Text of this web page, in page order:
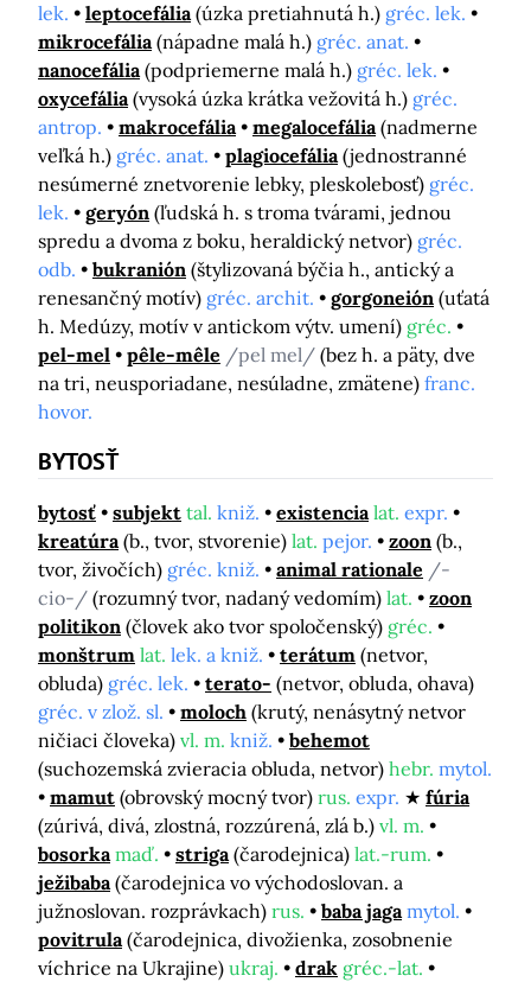
lek.
leptocefália (úzka pretiahnutá h.) gréc. lek.
mikrocefália (nápadne malá h.) gréc. anat.
nanocefália (podpriemerne malá h.) gréc. lek.
oxycefália (vysoká úzka krátka vežovitá h.) gréc.
antrop.
makrocefália megalocefália (nadmerne
veľká h.) gréc. anat. plagiocefália (jednostranné
nesúmerné znetvorenie lebky, pleskolebosť) gréc.
lek.
geryón (ľudská h. s troma tvárami, jednou
spredu a dvoma z boku, heraldický netvor) gréc.
odb.
bukranión (štylizovaná býčia h., antický a
renesančný motív) gréc. archit. gorgoneión (uťatá
h. Medúzy, motív v antickom výtv. umení) gréc.
pel-mel
pêle-mêle /pel mel/ (bez h. a päty, dve
na tri, neusporiadane, nesúladne, zmätene) franc.
hovor.
BYTOSŤ
bytosť subjekt tal. kniž. existencia lat. expr.
kreatúra (b., tvor, stvorenie) lat. pejor. zoon (b.,
tvor, živočích) gréc. kniž. animal rationale /-
cio-/ (rozumný tvor, nadaný vedomím) lat.
zoon
politikon (človek ako tvor spoločenský) gréc.
monštrum lat. lek. a kniž. terátum (netvor,
obluda) gréc. lek. terato- (netvor, obluda, ohava)
gréc. v zlož. sl.
moloch (krutý, nenásytný netvor
ničiaci človeka) vl. m. kniž.
behemot
(suchozemská zvieracia obluda, netvor) hebr. mytol.
mamut (obrovský mocný tvor) rus. expr.
fúria
(zúrivá, divá, zlostná, rozzúrená, zlá b.) vl. m.
bosorka maď. striga (čarodejnica) lat.-rum.
ježibaba (čarodejnica vo východoslovan. a
južnoslovan. rozprávkach) rus. baba jaga mytol.
povitrula (čarodejnica, divožienka, zosobnenie
víchrice na Ukrajine) ukraj. drak gréc.-lat.